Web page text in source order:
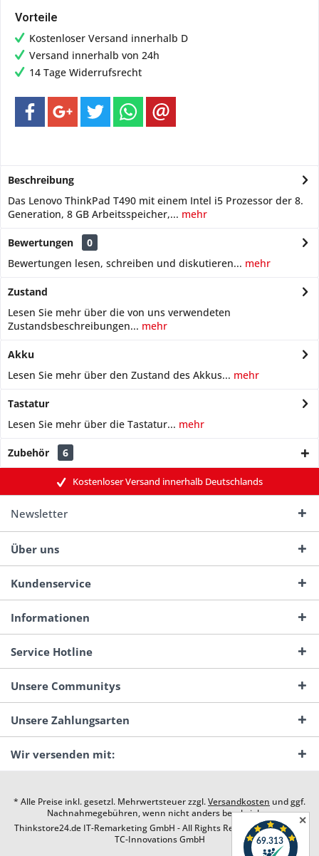
Vorteile
Kostenloser Versand innerhalb D
Versand innerhalb von 24h
14 Tage Widerrufsrecht
Beschreibung
Das Lenovo ThinkPad T490 mit einem Intel i5 Prozessor der 8.
Generation, 8 GB Arbeitsspeicher,... mehr
Bewertungen
0
Bewertungen lesen, schreiben und diskutieren... mehr
Zustand
Lesen Sie mehr über die von uns verwendeten
Zustandsbeschreibungen... mehr
Akku
Lesen Sie mehr über den Zustand des Akkus... mehr
Tastatur
Lesen Sie mehr über die Tastatur... mehr
Zubehör 6
Kostenloser Versand innerhalb Deutschlands
Newsletter
Über uns
Kundenservice
Informationen
Service Hotline
Unsere Communitys
Unsere Zahlungsarten
Wir versenden mit:
* Alle Preise inkl. gesetzl. Mehrwertsteuer zzgl.Versandkosten und ggf.
Nachnahmegebühren, wenn nicht anders beschrieben
Thinkstore24.de IT-Remarketing GmbH - All Rights Reserved. Design by
TC-Innovations GmbH
✕